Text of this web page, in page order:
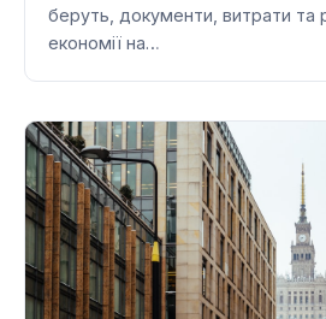
беруть, документи, витрати та
економії на…